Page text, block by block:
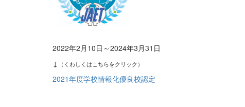
2022年2月10日～2024年3月31日
↓ （くわしくはこちらをクリック）
2021年度学校情報化優良校認定